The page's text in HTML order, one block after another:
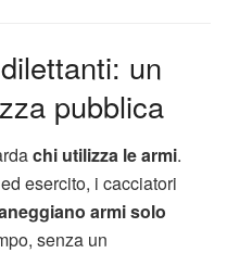
un
pubblica
chi utilizza le armi.
esercito, i cacciatori
armi solo
senza un